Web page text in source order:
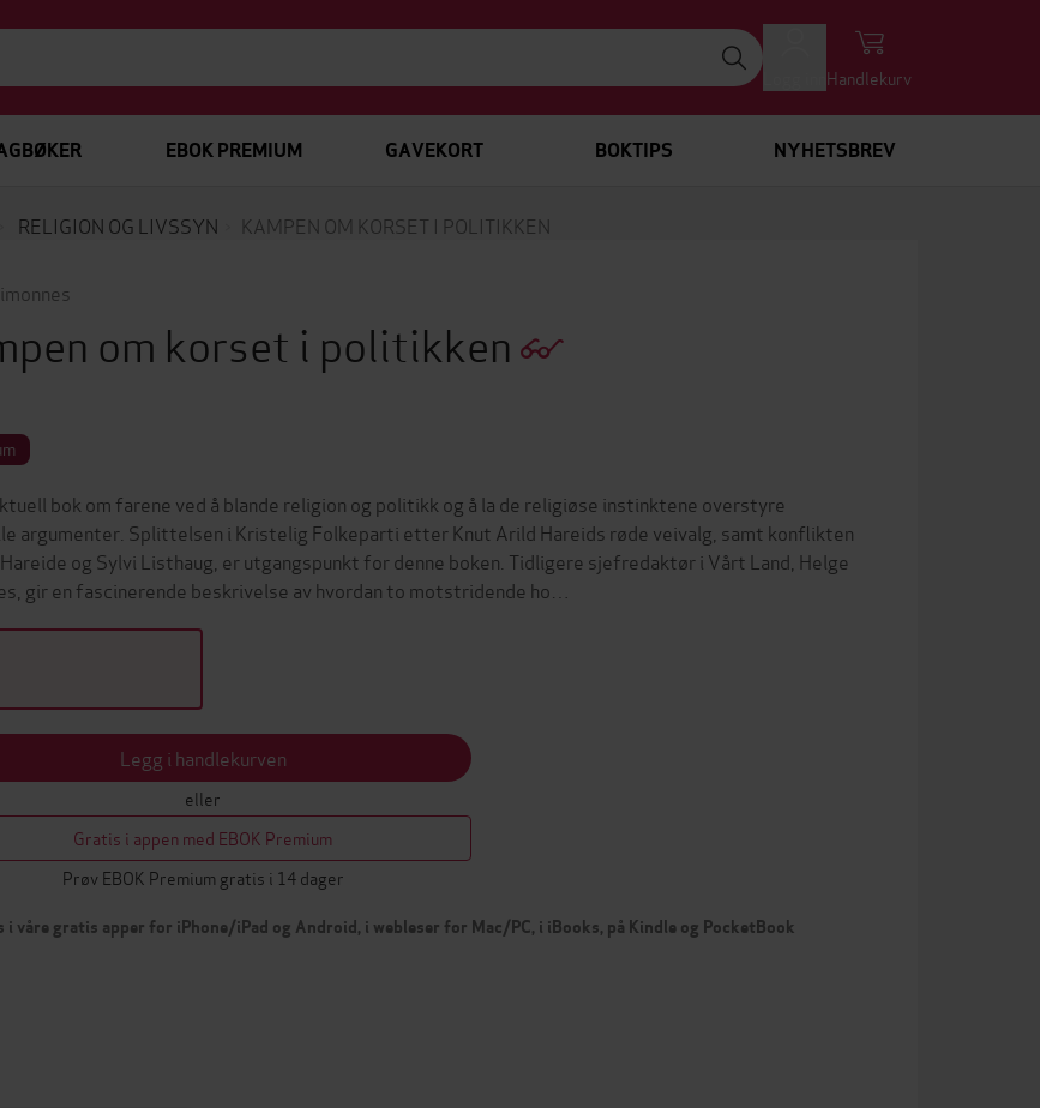
Handlekurv
EBOK PREMIUM GAVEKORT BOKTIPS NYHETSBREV
RELIGION OG LIVSSYN KAMPEN OM KORSET I POLITIKKEN
om korset i politikken
bok om farene ved å blande religion og politikk og å la de religiøse instinktene overstyre
argumenter. Splittelsen i Kristelig Folkeparti etter Knut Arild Hareids røde veivalg, samt konflikten
og Sylvi Listhaug, er utgangspunkt for denne boken. Tidligere sjefredaktør i Vårt Land, Helge
gir en fascinerende beskrivelse av hvordan to motstridende ho…
Legg i handlekurven
eller
Gratis i appen med EBOK Premium
Prøv EBOK Premium gratis i 14 dager
i våre gratis apper for iPhone/iPad og Android, i webleser for Mac/PC, i iBooks, på Kindle og PocketBook